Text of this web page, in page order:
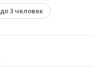
до 3 человек